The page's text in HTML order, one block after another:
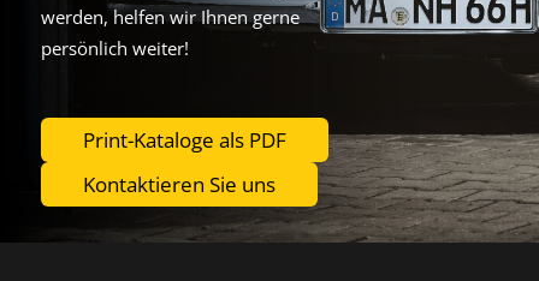
werden, helfen wir Ihnen gerne
persönlich weiter!
Print-Kataloge als PDF
Kontaktieren Sie uns